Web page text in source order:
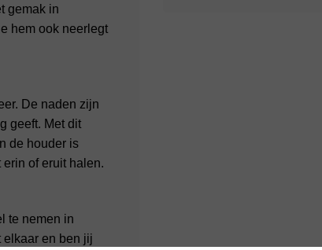
gemak in
hem ook neerlegt
De naden zijn
geeft. Met dit
de houder is
of eruit halen.
te nemen in
elkaar en ben jij